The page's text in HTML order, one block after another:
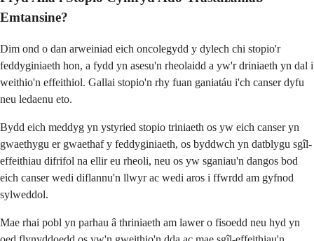
Emtansine?
Dim ond o dan arweiniad eich oncolegydd y dylech chi stopio'r
feddyginiaeth hon, a fydd yn asesu'n rheolaidd a yw'r driniaeth yn dal i
weithio'n effeithiol. Gallai stopio'n rhy fuan ganiatáu i'ch canser dyfu
neu ledaenu eto.
Bydd eich meddyg yn ystyried stopio triniaeth os yw eich canser yn
gwaethygu er gwaethaf y feddyginiaeth, os byddwch yn datblygu sgîl-
effeithiau difrifol na ellir eu rheoli, neu os yw sganiau'n dangos bod
eich canser wedi diflannu'n llwyr ac wedi aros i ffwrdd am gyfnod
sylweddol.
Mae rhai pobl yn parhau â thriniaeth am lawer o fisoedd neu hyd yn